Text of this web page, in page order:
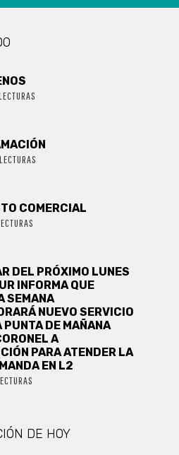
COMERCIAL
DEL PRÓXIMO LUNES
INFORMA QUE
SEMANA
NUEVO SERVICIO
PUNTA DE MAÑANA
A
PARA ATENDER LA
EN L2
DE HOY